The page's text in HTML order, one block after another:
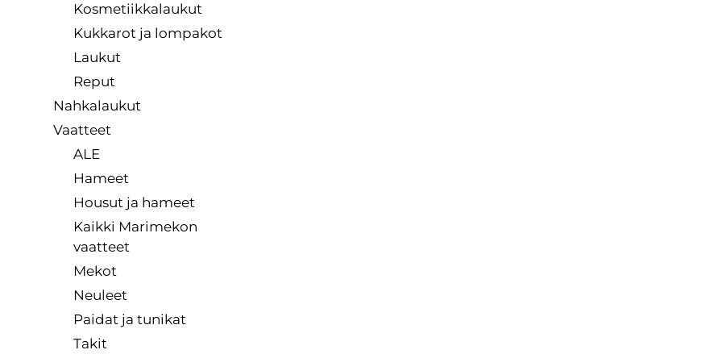
Kosmetiikkalaukut
Kukkarot ja lompakot
Laukut
Reput
Nahkalaukut
Vaatteet
ALE
Hameet
Housut ja hameet
Kaikki Marimekon
vaatteet
Mekot
Neuleet
Paidat ja tunikat
Takit